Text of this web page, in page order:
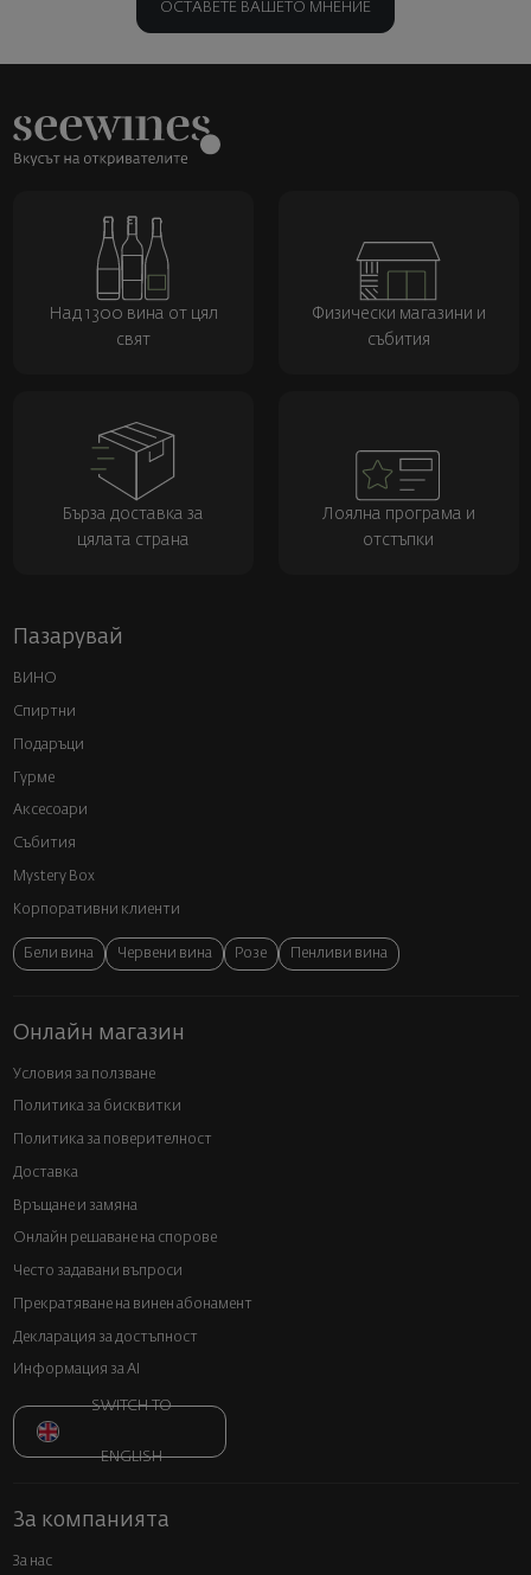
ОСТАВЕТЕ ВАШЕТО МНЕНИЕ
Над 1300 вина от цял
свят
Физически магазини и
събития
Бърза доставка за
цялата страна
Лоялна програма и
отстъпки
Пазарувай
ВИНО
Спиртни
Подаръци
Гурме
Аксесоари
Събития
Mystery Box
Корпоративни клиенти
Бели вина Червени вина Розе Пенливи вина
Онлайн магазин
Условия за ползване
Политика за бисквитки
Политика за поверителност
Доставка
Връщане и замяна
Онлайн решаване на спорове
Често задавани въпроси
Прекратяване на винен абонамент
Декларация за достъпност
Информация за AI
SWITCH TO
ENGLISH
За компанията
За нас